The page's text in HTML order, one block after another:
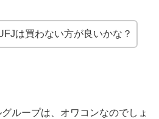
は買わない方が良いかな？
ループは、オワコンなのでしょ